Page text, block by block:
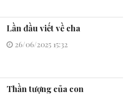
Lần đầu viết về cha
26/06/2025 15:32
Thần tượng của con